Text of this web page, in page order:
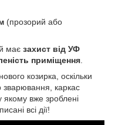
(прозорий або
має захист від УФ
приміщення
козирка, оскільки
зварювання, каркас
якому вже зроблені
всі дії!